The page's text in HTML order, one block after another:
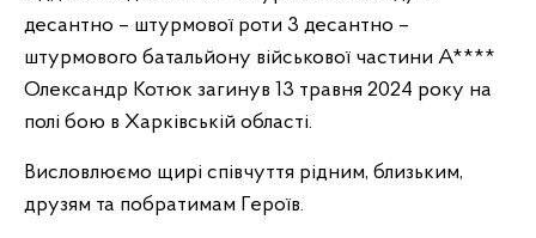
десантно – штурмової роти 3 десантно –
штурмового батальйону військової частини А****
Олександр Котюк загинув 13 травня 2024 року на
полі бою в Харківській області.
Висловлюємо щирі співчуття рідним, близьким,
друзям та побратимам Героїв.